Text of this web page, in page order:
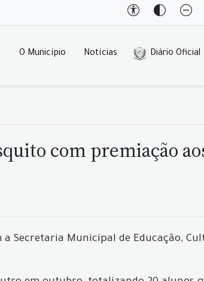
O Município Notícias Diário Oficial
com premiação
Secretaria Municipal de Educação,